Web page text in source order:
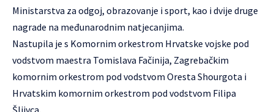
Ministarstva za odgoj, obrazovanje i sport, kao i dvije druge
nagrade na međunarodnim natjecanjima.
Nastupila je s Komornim orkestrom Hrvatske vojske pod
vodstvom maestra Tomislava Fačinija, Zagrebačkim
komornim orkestrom pod vodstvom Oresta Shourgota i
Hrvatskim komornim orkestrom pod vodstvom Filipa
Šljivca.